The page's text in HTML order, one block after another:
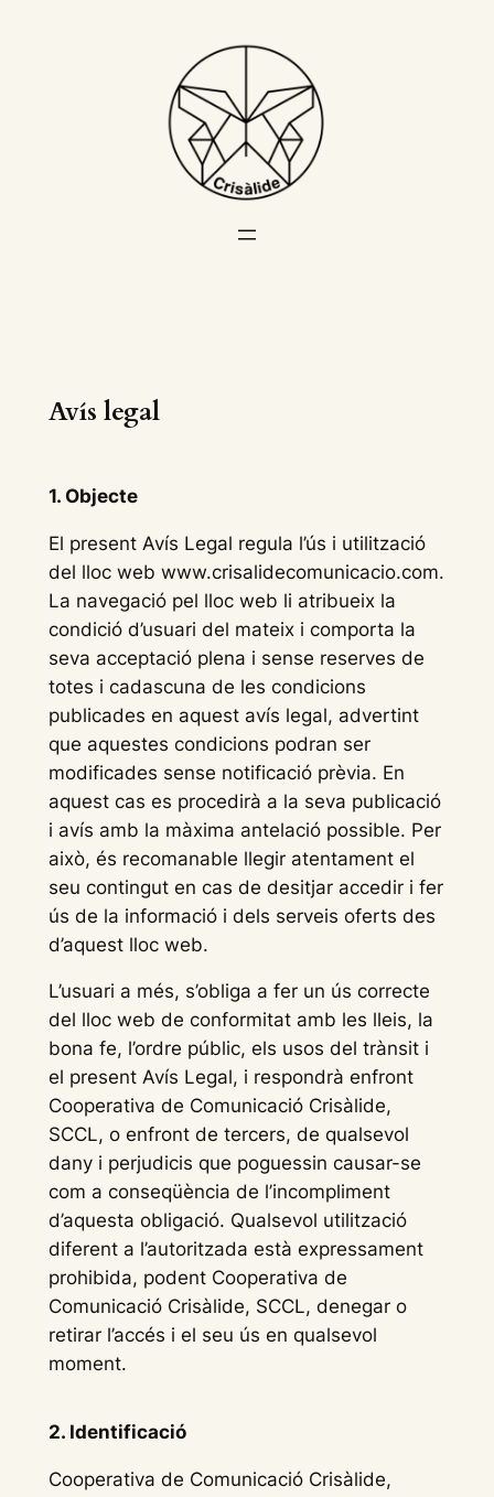
Avís legal
1. Objecte
El present Avís Legal regula l’ús i utilització
del lloc web www.crisalidecomunicacio.com.
La navegació pel lloc web li atribueix la
condició d’usuari del mateix i comporta la
seva acceptació plena i sense reserves de
totes i cadascuna de les condicions
publicades en aquest avís legal, advertint
que aquestes condicions podran ser
modificades sense notificació prèvia. En
aquest cas es procedirà a la seva publicació
i avís amb la màxima antelació possible. Per
això, és recomanable llegir atentament el
seu contingut en cas de desitjar accedir i fer
ús de la informació i dels serveis oferts des
d’aquest lloc web.
L’usuari a més, s’obliga a fer un ús correcte
del lloc web de conformitat amb les lleis, la
bona fe, l’ordre públic, els usos del trànsit i
el present Avís Legal, i respondrà enfront
Cooperativa de Comunicació Crisàlide,
SCCL, o enfront de tercers, de qualsevol
dany i perjudicis que poguessin causar-se
com a conseqüència de l’incompliment
d’aquesta obligació. Qualsevol utilització
diferent a l’autoritzada està expressament
prohibida, podent Cooperativa de
Comunicació Crisàlide, SCCL, denegar o
retirar l’accés i el seu ús en qualsevol
moment.
2. Identificació
Cooperativa de Comunicació Crisàlide,